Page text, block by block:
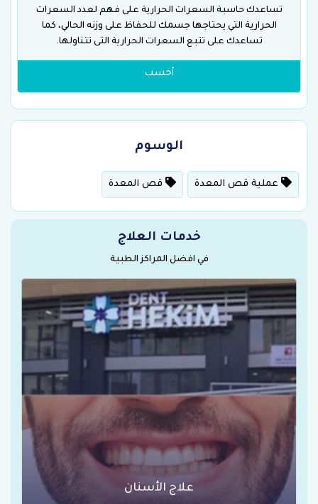
تساعدك حاسبة السعرات الحرارية على فهم لعدد السعرات
الحرارية التي يحتاجها جسمك للحفاظ على وزنه الحالي، كما
تساعدك على تتبع السعرات الحرارية التى تتناولها.
أحسب
الوسوم
عملية قص المعدة قص المعدة
خدمات العلاج
في افضل المراكز الطبية
عمليات السمنة في تركيا